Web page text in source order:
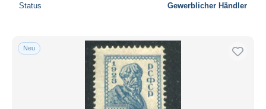
Status Gewerblicher Händler
Neu